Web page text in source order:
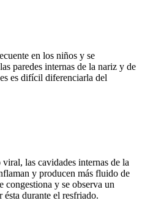
en los niños y se
paredes internas de la nariz y de
es difícil diferenciarla del
las cavidades internas de la
y producen más fluido de
congestiona y se observa un
durante el resfriado.